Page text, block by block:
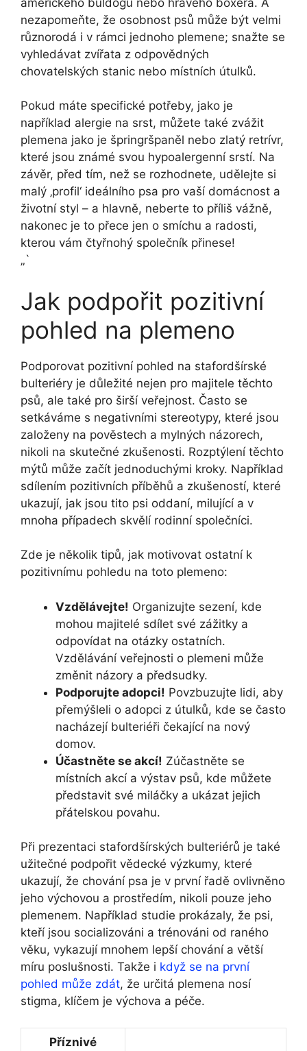
nezapomeňte, že osobnost psů může být velmi
různorodá i v rámci jednoho plemene; snažte se
vyhledávat zvířata z odpovědných
chovatelských stanic nebo místních útulků.
Pokud máte specifické potřeby, jako je
například alergie na srst, můžete také zvážit
plemena jako je špringršpaněl nebo zlatý retrívr,
které jsou známé svou hypoalergenní srstí. Na
závěr, před tím, než se rozhodnete, udělejte si
malý ‚profil‘ ideálního psa pro vaší domácnost a
životní styl – a hlavně, neberte to příliš vážně,
nakonec je to přece jen o smíchu a radosti,
kterou vám čtyřnohý společník přinese!
„`
Jak podpořit pozitivní
pohled na plemeno
Podporovat pozitivní pohled na stafordšírské
bulteriéry je důležité nejen pro majitele těchto
psů, ale také pro širší veřejnost. Často se
setkáváme s negativními stereotypy, které jsou
založeny na pověstech a mylných názorech,
nikoli na skutečné zkušenosti. Rozptýlení těchto
mýtů může začít jednoduchými kroky. Například
sdílením pozitivních příběhů a zkušeností, které
ukazují, jak jsou tito psi oddaní, milující a v
mnoha případech skvělí rodinní společníci.
Zde je několik tipů, jak motivovat ostatní k
pozitivnímu pohledu na toto plemeno:
Vzdělávejte! Organizujte sezení, kde
mohou majitelé sdílet své zážitky a
odpovídat na otázky ostatních.
Vzdělávání veřejnosti o plemeni může
změnit názory a předsudky.
Podporujte adopci! Povzbuzujte lidi, aby
přemýšleli o adopci z útulků, kde se často
nacházejí bulteriéři čekající na nový
domov.
Účastněte se akcí! Zúčastněte se
místních akcí a výstav psů, kde můžete
představit své miláčky a ukázat jejich
přátelskou povahu.
Při prezentaci stafordšírských bulteriérů je také
užitečné podpořit vědecké výzkumy, které
ukazují, že chování psa je v první řadě ovlivněno
jeho výchovou a prostředím, nikoli pouze jeho
plemenem. Například studie prokázaly, že psi,
kteří jsou socializováni a trénováni od raného
věku, vykazují mnohem lepší chování a větší
míru poslušnosti. Takže i když se na první
pohled může zdát, že určitá plemena nosí
stigma, klíčem je výchova a péče.
Příznivé